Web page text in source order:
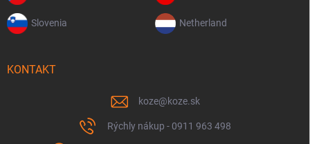
Slovenia Netherland
KONTAKT
koze@koze.sk
Rýchly nákup - 0911 963 498